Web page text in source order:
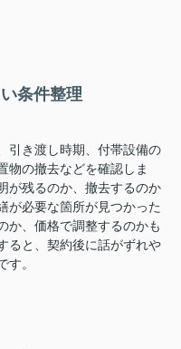
条件整理
引き渡し時期、付帯設備の
物の撤去などを確認しま
が残るのか、撤去するのか
が必要な箇所が見つかった
か、価格で調整するのかも
ると、契約後に話がずれや
。